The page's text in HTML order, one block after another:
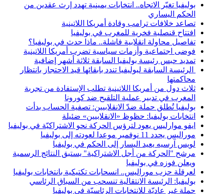
بوليفيا تغيّر الاتجاه.. انتخابات يمينية تهدد إرث عقدين من
الحكم اليساري
تصاعد خلافات ترامب وقادة أمريكا اللاتينية
افتتاح قنصلية فخرية للمغرب في بوليفيا
تفاصيل محاولة انقلابية فاشلة.. ماذا حدث في بوليفيا؟
فوضى اجتماعية وأزمات سياسية تضرب أمريكا اللاتينية
تمديد حبس رئيسة بوليفيا السابقة ثلاثة أشهر إضافية
الرئيسة السابقة لبوليفيا تندد بابقائها قيد الاحتجاز بانتظار
محاكمتها
ثلاث دول من أمريكا اللاتينية تطلب الإستفادة من تجربة
المغرب في تدبير عملية التلقيح ضد كورونا
بوليفيا تُطلق حملة ضدّ الانقلابيين: تصفية الحساب بدأت
انتخابات بوليفيا: حظوظ «الانقلابيين» ضئيلة
ايفو موارليس يعود لترؤس الحركة نحو الاشتراكيّة في بوليفيا
موراليس يحدد 11 نوفمبر موعدا لعودته إلى بوليفيا
لويس آرسيه يعيد اليسار إلى الحكم في بوليفيا
مرشح "الحركة من أجل الاشتراكية" يستبق النتائج الرسمية
ويعلن فوزه في بوليفيا
لعرقلة حزب موراليس.. انسحابات تكتيكية بانتخابات بوليفيا
بوليفيا: الرئيسة الانتقالية تنسحب من السباق الرئاسي
حملة غير عاديّة للانتخابات الرئاسيّة في بوليفيا